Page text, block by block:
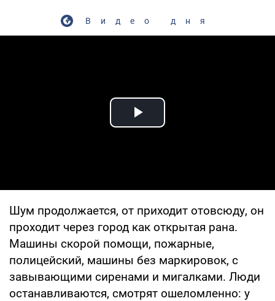
Видео дня
Play Video
Шум продолжается, от приходит отовсюду, он
проходит через город как открытая рана.
Машины скорой помощи, пожарные,
полицейский, машины без маркировок, с
завывающими сиренами и мигалками. Люди
останавливаются, смотрят ошеломленно: у